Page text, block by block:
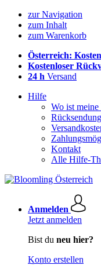
zur Navigation
zum Inhalt
zum Warenkorb
Österreich:
Kostenloser
24 h Versand
Hilfe
Wo ist
Kontakt
Alle Hilfe-
Anmelden
Jetzt anmelden
Bist du neu hier?
Konto erstellen